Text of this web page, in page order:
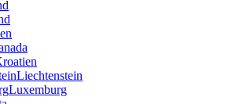
Liechtenstein
Luxemburg